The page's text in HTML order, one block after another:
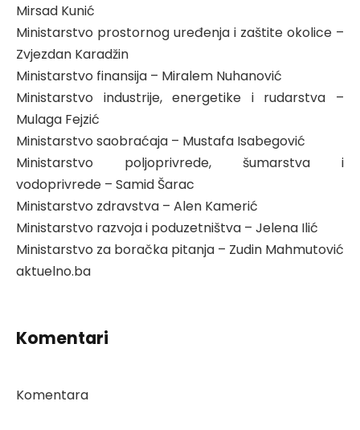
Mirsad Kunić
Ministarstvo prostornog uređenja i zaštite okolice –
Zvjezdan Karadžin
Ministarstvo finansija – Miralem Nuhanović
Ministarstvo industrije, energetike i rudarstva –
Mulaga Fejzić
Ministarstvo saobraćaja – Mustafa Isabegović
Ministarstvo poljoprivrede, šumarstva i
vodoprivrede – Samid Šarac
Ministarstvo zdravstva – Alen Kamerić
Ministarstvo razvoja i poduzetništva – Jelena Ilić
Ministarstvo za boračka pitanja – Zudin Mahmutović
aktuelno.ba
Komentari
Komentara